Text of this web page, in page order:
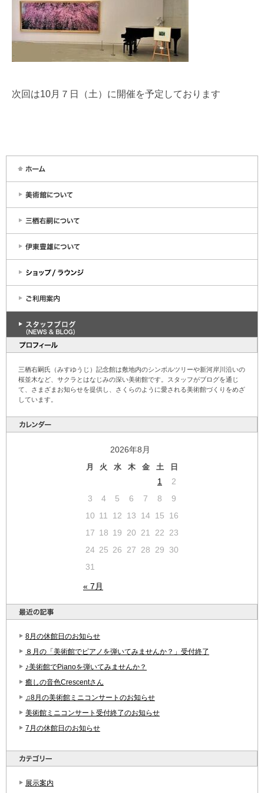
三栖右嗣氏（みすゆうじ）記念館は敷地内のシンボルツリーや新河岸川沿いの
桜並木など、サクラとはなじみの深い美術館です。スタッフがブログを通じ
て、さまざまお知らせを提供し、さくらのように愛される美術館づくりをめざ
しています。
2026年8月
月 火 水 木 金 土 日
« 7月
1
2
3
4 5 6 7 8
9
10 11 12 13 14 15
16
17 18 19 20 21 22
23
24 25 26 27 28 29
30
31
8月の休館日のお知らせ
８月の「美術館でピアノを弾いてみませんか？」受付終了
♪美術館でPianoを弾いてみませんか？
癒しの音色Crescentさん
♫8月の美術館ミニコンサートのお知らせ
美術館ミニコンサート受付終了のお知らせ
7月の休館日のお知らせ
展示案内
次回は10月７日（土）に開催を予定しております